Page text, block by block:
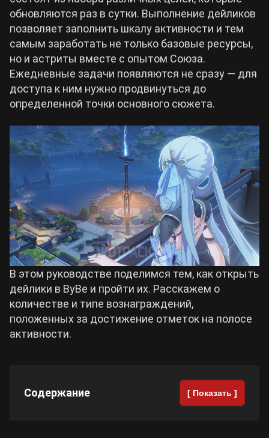
Crimson Desert
Zenless Zone Zero
Kingdom Come: Deliverance 2
Path of Exile 2
Wuthering Waves
Roblox
Hogwarts Legacy
Cyberpunk 2077
Все игры
Билды Arknights: Endfield
Билды Wuthering Waves
Билды Cyberpunk 2077
Билды Path of Exile 2
обновляются раз в сутки. Выполнение дейликов
позволяет заполнить шкалу активности и тем
самым заработать не только базовые ресурсы,
но и астриты вместе с опытом Союза.
Ежедневные задачи появляются не сразу — для
доступа к ним нужно продвинуться до
определенной точки основного сюжета.
В этом руководстве поделимся тем, как открыть
дейлики в ВуВе и пройти их. Расскажем о
количестве и типе вознаграждений,
положенных за достижение отметок на полосе
активности.
Содержание [ Показать ]